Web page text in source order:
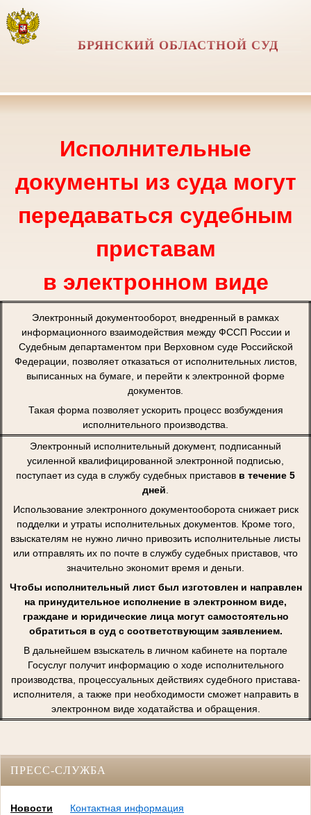
БРЯНСКИЙ ОБЛАСТНОЙ СУД
Исполнительные
документы из суда могут
передаваться судебным
приставам
в электронном виде
Электронный документооборот, внедренный в рамках
информационного взаимодействия между ФССП России и
Судебным департаментом при Верховном суде Российской
Федерации, позволяет отказаться от исполнительных листов,
выписанных на бумаге, и перейти к электронной форме
документов.
Такая форма позволяет ускорить процесс возбуждения
исполнительного производства.
Электронный исполнительный документ, подписанный
усиленной квалифицированной электронной подписью,
поступает из суда в службу судебных приставов в течение 5
дней
Использование электронного документооборота снижает риск
подделки и утраты исполнительных документов. Кроме того,
взыскателям не нужно лично привозить исполнительные листы
или отправлять их по почте в службу судебных приставов, что
значительно экономит время и деньги.
Чтобы исполнительный лист был изготовлен и направлен
на принудительное исполнение в электронном виде,
граждане и юридические лица могут самостоятельно
обратиться в суд с соответствующим заявлением.
В дальнейшем взыскатель в личном кабинете на портале
Госуслуг получит информацию о ходе исполнительного
производства, процессуальных действиях судебного пристава-
исполнителя, а также при необходимости сможет направить в
электронном виде ходатайства и обращения.
ПРЕСС-СЛУЖБА
Новости
Контактная информация